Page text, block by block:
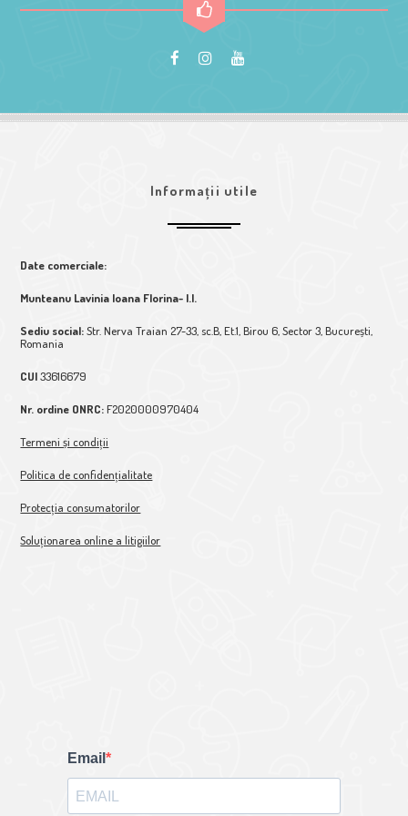
Informații utile
Date comerciale:
Munteanu Lavinia Ioana Florina- I.I.
Sediu social:Str. Nerva Traian 27-33, sc.B, Et.1, Birou 6, Sector 3, București,
Romania
CUI33616679
Nr. ordine ONRC:F2020000970404
Termeni și condiții
Politica de confidențialitate
Protecția consumatorilor
Soluționarea online a litigiilor
Email